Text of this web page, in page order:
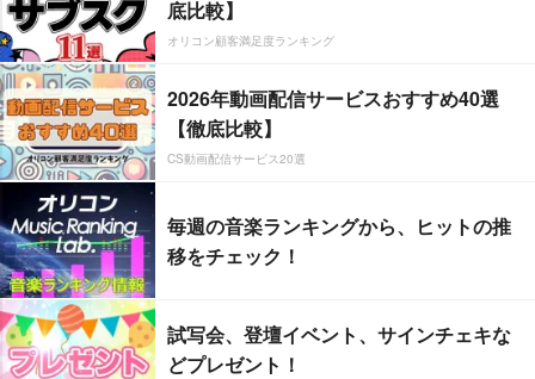
底比較】
オリコン顧客満足度ランキング
2026年動画配信サービスおすすめ40選
【徹底比較】
CS動画配信サービス20選
毎週の音楽ランキングから、ヒットの推
移をチェック！
試写会、登壇イベント、サインチェキな
どプレゼント！